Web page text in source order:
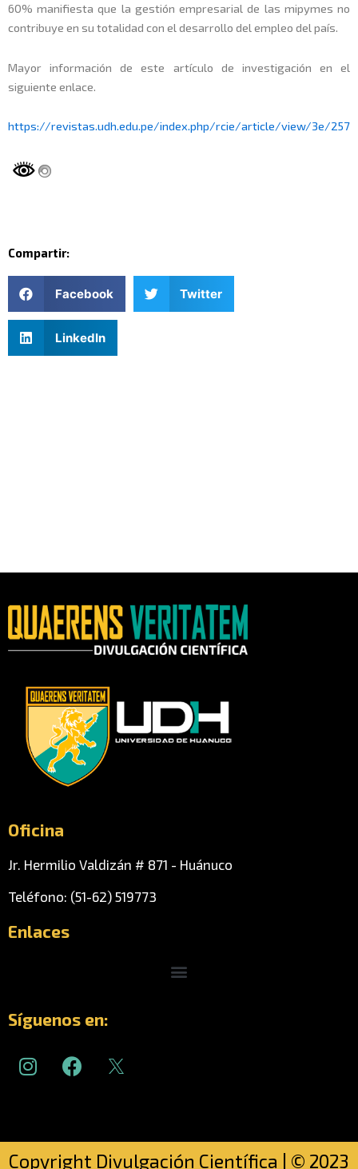
60% manifiesta que la gestión empresarial de las mipymes no
contribuye en su totalidad con el desarrollo del empleo del país.
Mayor información de este artículo de investigación en el
siguiente enlace.
https://revistas.udh.edu.pe/index.php/rcie/article/view/3e/257
Compartir:
Facebook Twitter
LinkedIn
Oficina
Jr. Hermilio Valdizán # 871 - Huánuco
Teléfono: (51-62) 519773
Enlaces
Menu
Síguenos en:
I
n
g
F
a
o
Copyright Divulgación Científica | © 2023